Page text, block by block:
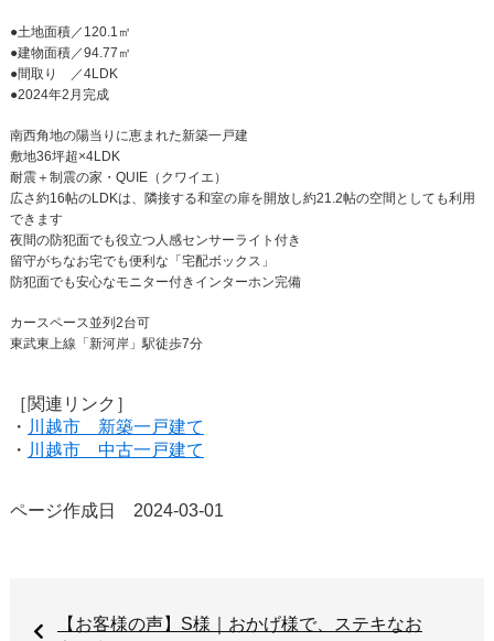
●土地面積／120.1㎡
●建物面積／94.77㎡
●間取り ／4LDK
●2024年2月完成
南西角地の陽当りに恵まれた新築一戸建
敷地36坪超×4LDK
耐震＋制震の家・QUIE（クワイエ）
広さ約16帖のLDKは、隣接する和室の扉を開放し約21.2帖の空間としても利用
できます
夜間の防犯面でも役立つ人感センサーライト付き
留守がちなお宅でも便利な「宅配ボックス」
防犯面でも安心なモニター付きインターホン完備
カースペース並列2台可
東武東上線「新河岸」駅徒歩7分
［関連リンク］
・ 川越市 新築一戸建て
・ 川越市 中古一戸建て
ページ作成日 2024-03-01
【お客様の声】S様｜おかげ様で、ステキなお